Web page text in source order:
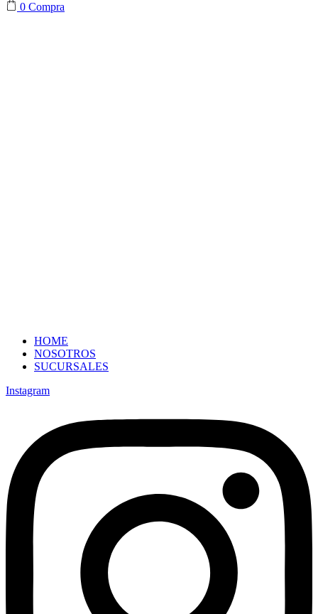
0 Compra
HOME
NOSOTROS
SUCURSALES
Instagram